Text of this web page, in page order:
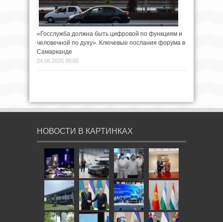
«Госслужба должна быть цифровой по функциям и
человечной по духу». Ключевые послания форума в
Самарканде
24.06.2025 00:00
НОВОСТИ В КАРТИНКАХ